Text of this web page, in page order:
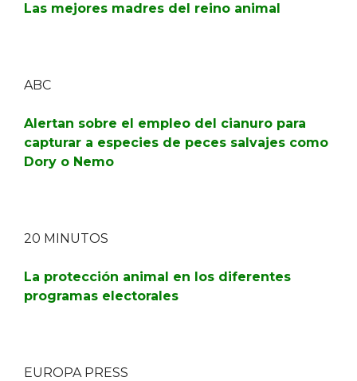
Las mejores madres del reino animal
ABC
Alertan sobre el empleo del cianuro para
capturar a especies de peces salvajes como
Dory o Nemo
20 MINUTOS
La protección animal en los diferentes
programas electorales
EUROPA PRESS